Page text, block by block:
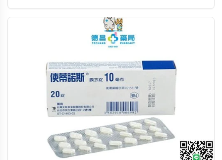
使用建议，帮助女性重获自信与愉悦的亲密生活。